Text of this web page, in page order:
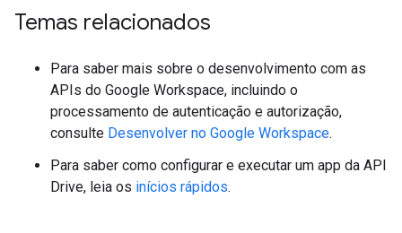
Temas relacionados
Para saber mais sobre o desenvolvimento com as
APIs do Google Workspace, incluindo o
processamento de autenticação e autorização,
consulte Desenvolver no Google Workspace.
Para saber como configurar e executar um app da API
Drive, leia os inícios rápidos.